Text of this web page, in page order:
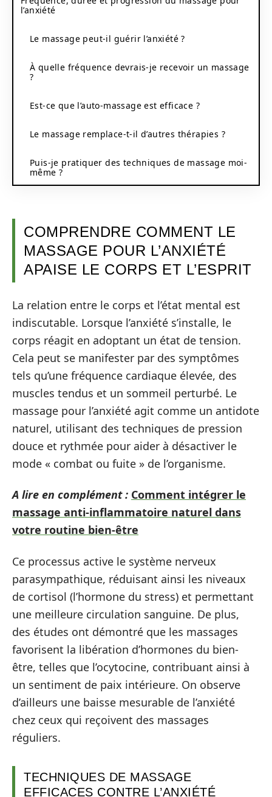
l’anxiété
Le massage peut-il guérir l’anxiété ?
À quelle fréquence devrais-je recevoir un massage
?
Est-ce que l’auto-massage est efficace ?
Le massage remplace-t-il d’autres thérapies ?
Puis-je pratiquer des techniques de massage moi-
même ?
COMPRENDRE COMMENT LE
MASSAGE POUR L’ANXIÉTÉ
APAISE LE CORPS ET L’ESPRIT
La relation entre le corps et l’état mental est
indiscutable. Lorsque l’anxiété s’installe, le
corps réagit en adoptant un état de tension.
Cela peut se manifester par des symptômes
tels qu’une fréquence cardiaque élevée, des
muscles tendus et un sommeil perturbé. Le
massage pour l’anxiété agit comme un antidote
naturel, utilisant des techniques de pression
douce et rythmée pour aider à désactiver le
mode « combat ou fuite » de l’organisme.
A lire en complément : Comment intégrer le
massage anti-inflammatoire naturel dans
votre routine bien-être
Ce processus active le système nerveux
parasympathique, réduisant ainsi les niveaux
de cortisol (l’hormone du stress) et permettant
une meilleure circulation sanguine. De plus,
des études ont démontré que les massages
favorisent la libération d’hormones du bien-
être, telles que l’ocytocine, contribuant ainsi à
un sentiment de paix intérieure. On observe
d’ailleurs une baisse mesurable de l’anxiété
chez ceux qui reçoivent des massages
réguliers.
TECHNIQUES DE MASSAGE
EFFICACES CONTRE L’ANXIÉTÉ